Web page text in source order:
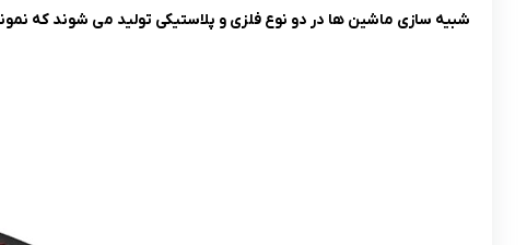
شبیه سازی ماشین ها در دو نوع فلزی و پلاستیکی تولید می شوند که